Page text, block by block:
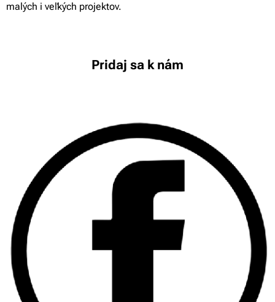
malých i veľkých projektov.
Pridaj sa k nám